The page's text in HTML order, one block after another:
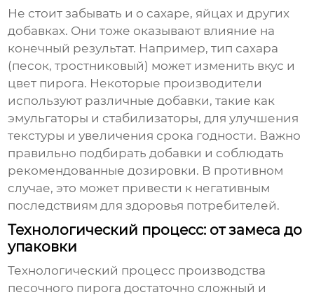
Не стоит забывать и о сахаре, яйцах и других
добавках. Они тоже оказывают влияние на
конечный результат. Например, тип сахара
(песок, тростниковый) может изменить вкус и
цвет пирога. Некоторые производители
используют различные добавки, такие как
эмульгаторы и стабилизаторы, для улучшения
текстуры и увеличения срока годности. Важно
правильно подбирать добавки и соблюдать
рекомендованные дозировки. В противном
случае, это может привести к негативным
последствиям для здоровья потребителей.
Технологический процесс: от замеса до
упаковки
Технологический процесс производства
песочного пирога достаточно сложный и